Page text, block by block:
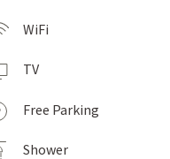
WiFi
TV
Free Parking
Shower